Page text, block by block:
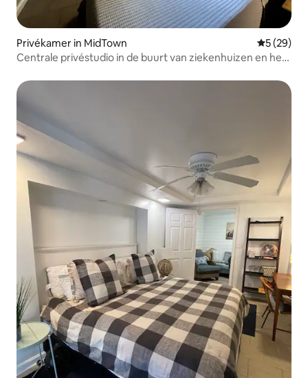
Privékamer in MidTown
5 (29)
Centrale privéstudio in de buurt van ziekenhuizen en het